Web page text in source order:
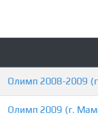
Олимп 2008-2009
Олимп 2009 (г.